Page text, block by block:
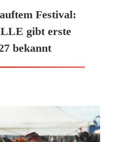
Festival:
gibt erste
bekannt